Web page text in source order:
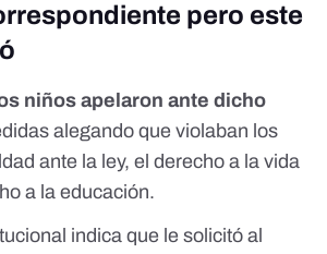
pero este
niños apelaron ante dicho
alegando que violaban los
ante la ley, el derecho a la vida
a la educación.
indica que le solicitó al